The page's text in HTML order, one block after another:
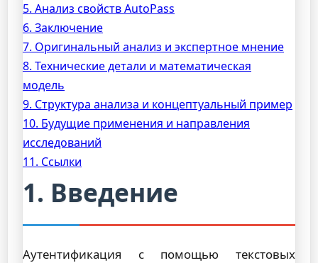
5. Анализ свойств AutoPass
6. Заключение
7. Оригинальный анализ и экспертное мнение
8. Технические детали и математическая
модель
9. Структура анализа и концептуальный пример
10. Будущие применения и направления
исследований
11. Ссылки
1. Введение
Аутентификация с помощью текстовых